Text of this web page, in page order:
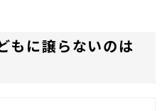
もに譲らないのは